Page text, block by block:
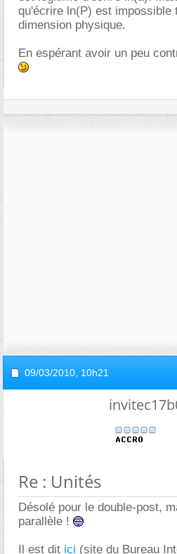
qu'écrire ln(P) est impossible
dimension physique.
En espérant avoir un peu
09/03/2010, 10h21
Re : Unités
Désolé pour le double-post,
parallèle !
Il est dit ici (site du Bureau